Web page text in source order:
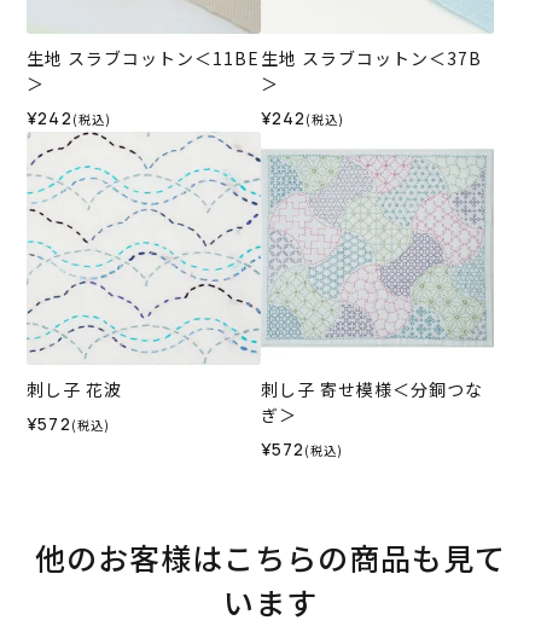
生地 スラブコットン＜11BE
＞
¥242 (税込)
生地 スラブコットン＜37B
＞
¥242 (税込)
刺し子 花波
¥572 (税込)
刺し子 寄せ模様＜分銅つな
ぎ＞
¥572 (税込)
他のお客様はこちらの商品も見て
います